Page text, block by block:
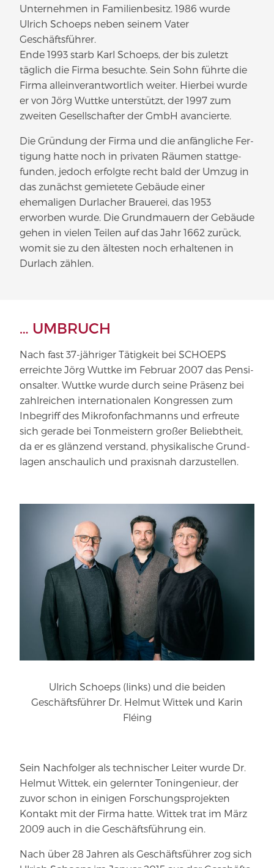
Unternehmen in Familienbesitz. 1986 wurde
Ulrich Schoeps neben seinem Vater
Geschäftsführer.
Ende 1993 starb Karl Schoeps, der bis zuletzt
täglich die Firma besuchte. Sein Sohn führte die
Firma alleinverantwortlich weiter. Hierbei wurde
er von Jörg Wuttke unterstützt, der 1997 zum
zweiten Gesellschafter der GmbH avancierte.
Die Gründung der Firma und die anfäng­liche Fer­
tigung hatte noch in privaten Räumen statt­ge­
funden, jedoch erfolgte recht bald der Umzug in
das zunächst gemie­tete Gebäude einer
ehemaligen Durlacher Brauerei, das 1953
erworben wurde. Die Grundmauern der Gebäude
gehen in vielen Teilen auf das Jahr 1662 zurück,
womit sie zu den ältesten noch erhaltenen in
Durlach zählen.
… UMBRUCH
Nach fast 37-​jähriger Tätigkeit bei SCHOEPS
erreichte Jörg Wuttke im Februar 2007 das Pen­si­
ons­alter. Wuttke wurde durch seine Präsenz bei
zahl­reichen inter­na­tio­nalen Kon­gressen zum
Inbe­griff des Mikro­fon­fach­manns und erfreute
sich gerade bei Ton­meistern großer Beliebtheit,
da er es glänzend verstand, phy­si­ka­lische Grund­
lagen anschaulich und pra­xisnah darzustellen.
Ulrich Schoeps (links) und die beiden
Geschäftsführer Dr. Helmut Wittek und Karin
Fléing
Sein Nachfolger als technischer Leiter wurde Dr.
Helmut Wittek, ein gelernter Toningenieur, der
zuvor schon in einigen Forschungsprojekten
Kontakt mit der Firma hatte. Wittek trat im März
2009 auch in die Geschäfts­führung ein.
Nach über 28 Jahren als Geschäfts­führer zog sich